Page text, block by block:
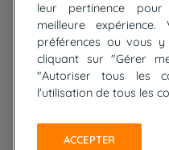
Cyclades : Amorgos et Naxos
Randonnée aux Bardenas Reales
De Collioure à Cadaquès à pied
Découverte des trésors de Madère
Rando Réunion en douceur
Trek sur Tenerife
leur pertinence
meilleure
préférences ou vous
cliquant sur "Gérer
"Autoriser tous les
l'utilisation de tous les
ACCEPTER